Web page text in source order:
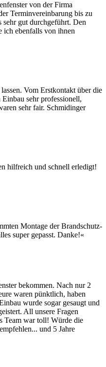
von der Firma
Terminvereinbarung bis zu
sehr gut durchgeführt. Den
ich ebenfalls von ihnen
Vom Erstkontakt über die
sehr professionell,
sehr fair. Schmidinger
hilfreich und schnell erledigt!
Montage der Brandschutz-
super gepasst. Danke!«
bekommen. Nach nur 2
waren pünktlich, haben
wurde sogar gesaugt und
All unsere Fragen
Team war toll! Würde die
und 5 Jahre